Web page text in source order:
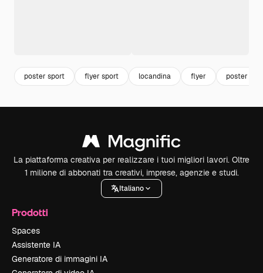
poster sport flyer sport locandina flyer poster
La piattaforma creativa per realizzare i tuoi migliori lavori. Oltre
1 milione di abbonati tra creativi, imprese, agenzie e studi.
Italiano
Prodotti
Spaces
Assistente IA
Generatore di immagini IA